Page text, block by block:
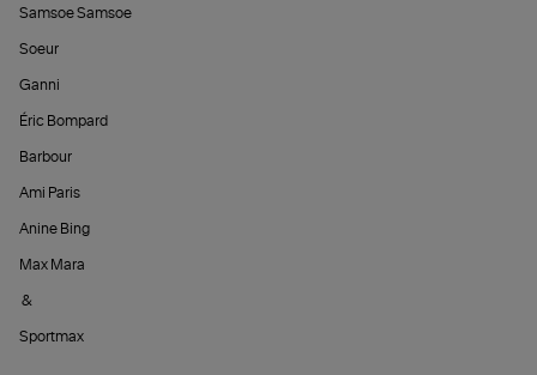
Samsoe Samsoe
Soeur
Ganni
Éric Bompard
Barbour
Ami Paris
Anine Bing
Max Mara
&
Sportmax